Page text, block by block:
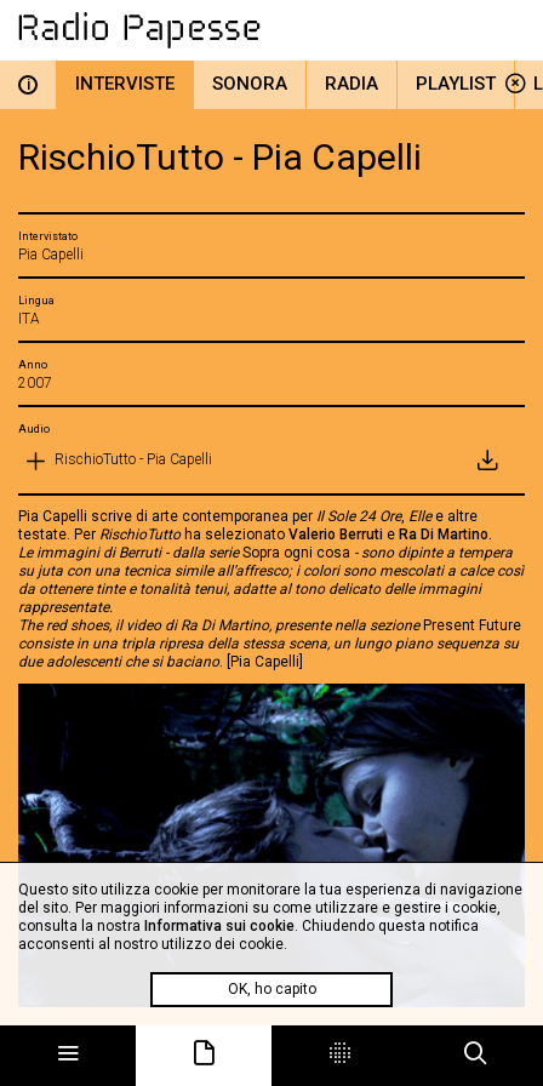
i INTERVISTE SONORA RADIA PLAYLIST
RischioTutto - Pia Capelli
Intervistato
Pia Capelli
Lingua
ITA
Anno
2007
Audio
RischioTutto - Pia Capelli
Pia Capelli scrive di arte contemporanea per Il Sole 24 Ore, Ellee altre
testate. Per RischioTuttoha selezionato Valerio Berruti e Ra Di Martino.
Le immagini di Berruti - dalla serieSopra ogni cosa - sono dipinte a tempera
su juta con una tecnica simile all’affresco; i colori sono mescolati a calce così
da ottenere tinte e tonalità tenui, adatte al tono delicato delle immagini
rappresentate.
The red shoes, il video di Ra Di Martino, presente nella sezione Present Future
consiste in una tripla ripresa della stessa scena, un lungo piano sequenza su
due adolescenti che si baciano. [Pia Capelli]
Questo sito utilizza cookie per monitorare la tua esperienza di navigazione
del sito. Per maggiori informazioni su come utilizzare e gestire i cookie,
consulta la nostra Informativa sui cookie. Chiudendo questa notifica
acconsenti al nostro utilizzo dei cookie.
OK, ho capito